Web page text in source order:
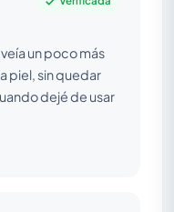
un poco más
piel, sin quedar
dejé de usar